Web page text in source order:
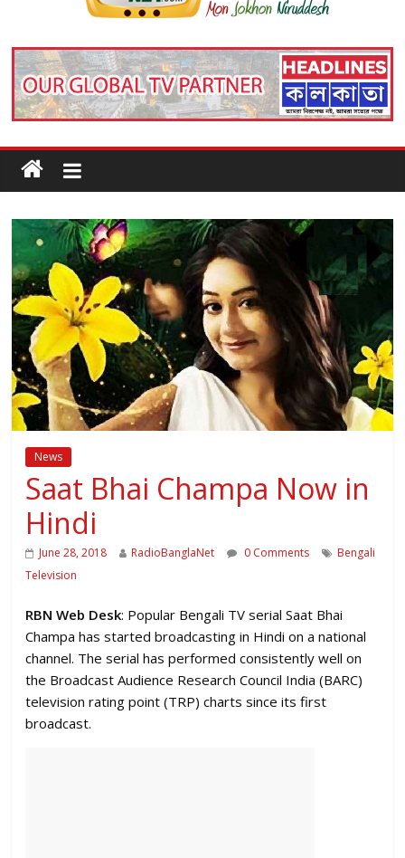
News
Saat Bhai Champa Now in
Hindi
June 28, 2018 RadioBanglaNet 0 Comments
Bengali
Television
RBN Web Desk: Popular Bengali TV serial Saat Bhai
Champa has started broadcasting in Hindi on a national
channel. The serial has performed consistently well on
the Broadcast Audience Research Council India (BARC)
television rating point (TRP) charts since its first
broadcast.